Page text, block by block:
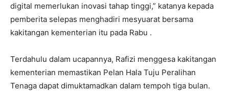
digital memerlukan inovasi tahap tinggi,” katanya kepada
pemberita selepas menghadiri mesyuarat bersama
kakitangan kementerian itu pada Rabu .
Terdahulu dalam ucapannya, Rafizi menggesa kakitangan
kementerian memastikan Pelan Hala Tuju Peralihan
Tenaga dapat dimuktamadkan dalam tempoh tiga bulan.